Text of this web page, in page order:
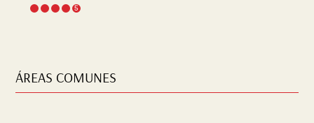
4 5
ÁREAS COMUNES